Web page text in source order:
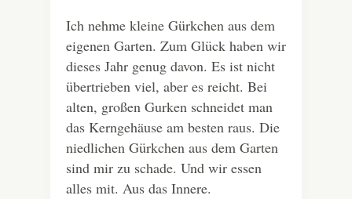
Ich nehme kleine Gürkchen aus dem
eigenen Garten. Zum Glück haben wir
dieses Jahr genug davon. Es ist nicht
übertrieben viel, aber es reicht. Bei
alten, großen Gurken schneidet man
das Kerngehäuse am besten raus. Die
niedlichen Gürkchen aus dem Garten
sind mir zu schade. Und wir essen
alles mit. Aus das Innere.